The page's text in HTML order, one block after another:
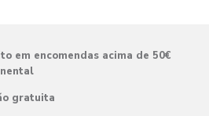
em encomendas acima de 50€
gratuita